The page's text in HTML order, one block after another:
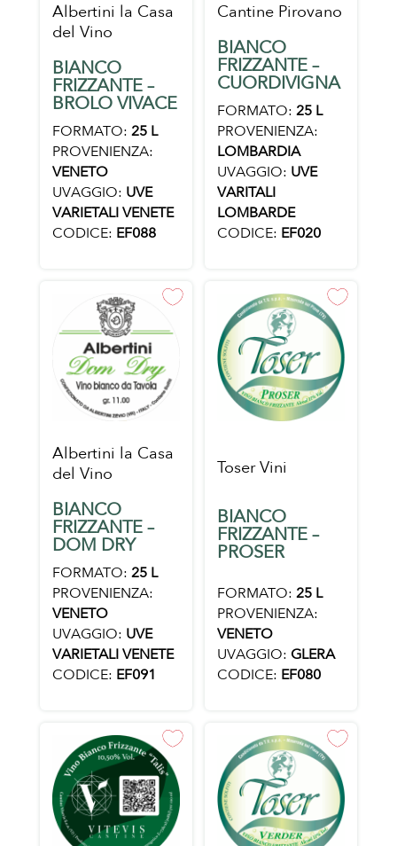
Albertini la Casa
del Vino
BIANCO
FRIZZANTE –
BROLO VIVACE
FORMATO: 25 L
PROVENIENZA:
VENETO
UVAGGIO: UVE
VARIETALI VENETE
CODICE: EF088
Cantine Pirovano
BIANCO
FRIZZANTE –
CUORDIVIGNA
FORMATO: 25 L
PROVENIENZA:
LOMBARDIA
UVAGGIO: UVE
VARITALI
LOMBARDE
CODICE: EF020
Albertini la Casa
del Vino
BIANCO
FRIZZANTE –
DOM DRY
FORMATO: 25 L
PROVENIENZA:
VENETO
UVAGGIO: UVE
VARIETALI VENETE
CODICE: EF091
Toser Vini
BIANCO
FRIZZANTE –
PROSER
FORMATO: 25 L
PROVENIENZA:
VENETO
UVAGGIO: GLERA
CODICE: EF080